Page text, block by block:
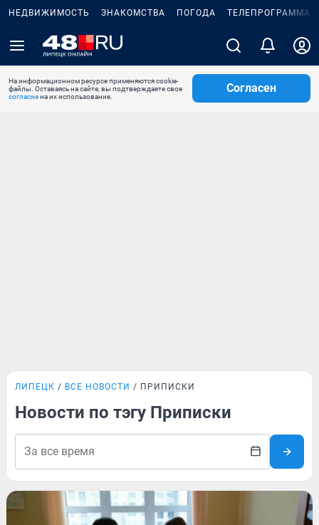
НЕДВИЖИМОСТЬ ЗНАКОМСТВА ПОГОДА ТЕЛЕПРОГРАММА
На информационном ресурсе применяются cookie-
файлы. Оставаясь на сайте, вы подтверждаете свое
согласиена их использование.
Согласен
ЛИПЕЦК ВСЕ НОВОСТИ ПРИПИСКИ
Новости по тэгу Приписки